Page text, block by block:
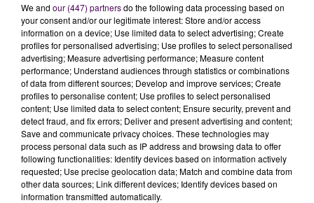
We and our (447) partnersdo the following data processing based on
your consent and/or our legitimate interest: Store and/or access
information on a device; Use limited data to select advertising; Create
profiles for personalised advertising; Use profiles to select personalised
advertising; Measure advertising performance; Measure content
performance; Understand audiences through statistics or combinations
of data from different sources; Develop and improve services; Create
profiles to personalise content; Use profiles to select personalised
content; Use limited data to select content; Ensure security, prevent and
detect fraud, and fix errors; Deliver and present advertising and content;
Save and communicate privacy choices. These technologies may
process personal data such as IP address and browsing data to offer
following functionalities: Identify devices based on information actively
requested; Use precise geolocation data; Match and combine data from
other data sources; Link different devices; Identify devices based on
information transmitted automatically.